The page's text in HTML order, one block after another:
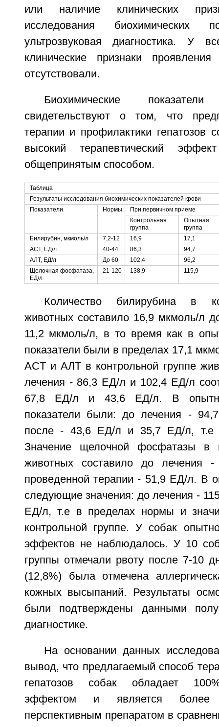
или наличие клинических
исследования биохимических
ультрозвуковая диагностика. У
клинические признаки проявления
отсутствовали.
Биохимические
свидетельствуют о том, что
терапии и профилактики гепатозов
высокий терапевтический
общепринятым способом.
Таблица
Результаты исследования биохимических показателей крови
Показатели
Нормы
При первичном приеме
Контрольная
группа
Опытная
группа
Билирубин, мкмоль/л
7,2-12 16,9
17,1
ACT, ЕД/л
40-44 86,3
94,7
АЛТ, ЕД/л
До 60 102,4
96,2
Щелочная фосфатаза,
ЕД/л
21-120 138,9 115,9
Количество билирубина в
животных составило 16,9 мкмоль/л
11,2 мкмоль/л, в то время как в
показатели были в пределах 17,1
ACT и АЛТ в контрольной группе
лечения - 86,3 ЕД/л и 102,4 ЕД/л
67,8 ЕД/л и 43,6 ЕД/л. В
показатели были: до лечения -
после - 43,6 ЕД/л и 35,7 ЕД/л, т.е
Значение щелочной фосфатазы в
животных составило до лечения
проведенной терапии - 51,9 ЕД/л. В
следующие значения: до лечения -
ЕД/л, т.е в пределах нормы и
контрольной группе. У собак
эффектов не наблюдалось. У 10
группы отмечали рвоту после 7-10
(12,8%) была отмечена
кожных высыпаний. Результаты
были подтверждены данными
диагностике.
На основании данных
вывод, что предлагаемый способ
гепатозов собак обладает
эффектом и является
перспективным препаратом в